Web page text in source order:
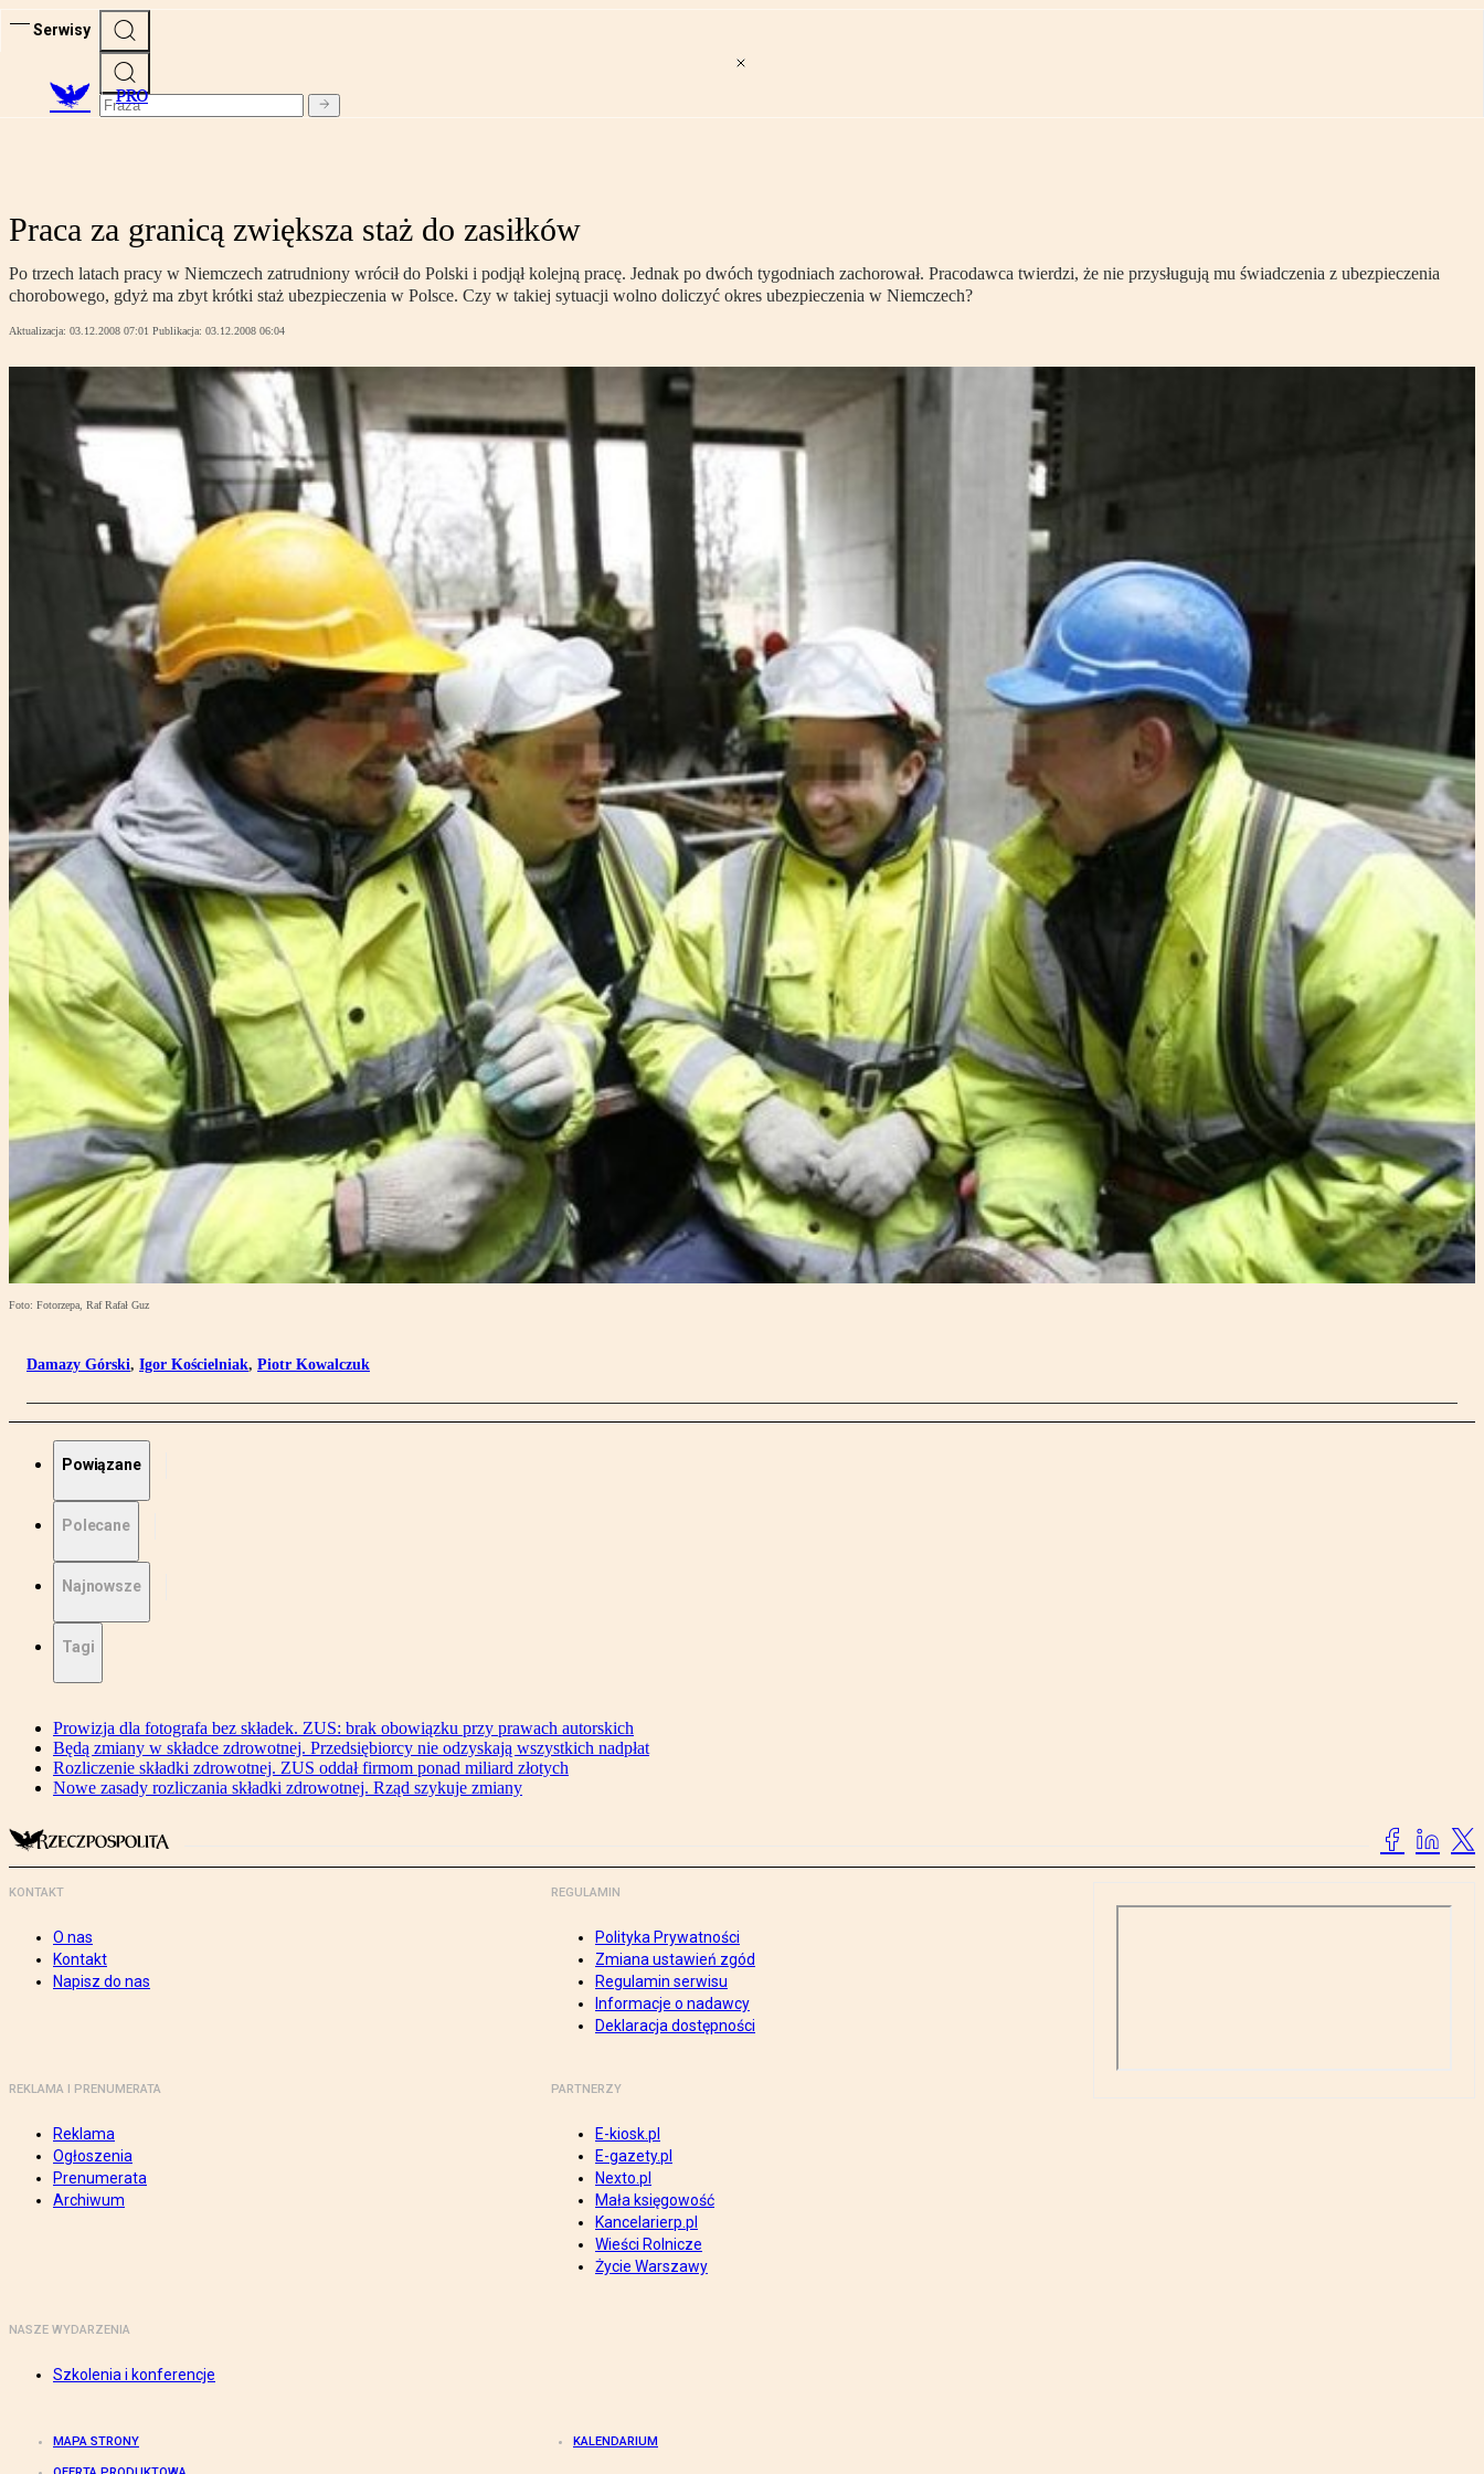
Serwisy
PRO
Praca za granicą zwiększa staż do zasiłków
Po trzech latach pracy w Niemczech zatrudniony wrócił do Polski i podjął kolejną pracę. Jednak po dwóch tygodniach zachorował. Pracodawca twierdzi, że nie przysługują mu świadczenia z ubezpieczenia
chorobowego, gdyż ma zbyt krótki staż ubezpieczenia w Polsce. Czy w takiej sytuacji wolno doliczyć okres ubezpieczenia w Niemczech?
Aktualizacja: 03.12.2008 07:01 Publikacja: 03.12.2008 06:04
Foto: Fotorzepa, Raf Rafał Guz
Damazy Górski, Igor Kościelniak, Piotr Kowalczuk
Powiązane
Polecane
Najnowsze
Tagi
Prowizja dla fotografa bez składek. ZUS: brak obowiązku przy prawach autorskich
Będą zmiany w składce zdrowotnej. Przedsiębiorcy nie odzyskają wszystkich nadpłat
Rozliczenie składki zdrowotnej. ZUS oddał firmom ponad miliard złotych
Nowe zasady rozliczania składki zdrowotnej. Rząd szykuje zmiany
KONTAKT
O nas
Kontakt
Napisz do nas
REGULAMIN
Polityka Prywatności
Zmiana ustawień zgód
Regulamin serwisu
Informacje o nadawcy
Deklaracja dostępności
REKLAMA I PRENUMERATA
Reklama
Ogłoszenia
Prenumerata
Archiwum
PARTNERZY
E-kiosk.pl
E-gazety.pl
Nexto.pl
Mała księgowość
Kancelarierp.pl
Wieści Rolnicze
Życie Warszawy
NASZE WYDARZENIA
Szkolenia i konferencje
MAPA STRONY KALENDARIUM